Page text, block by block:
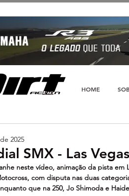
HOME
SMX - Las
2025
neste vídeo, animação da pista em
com disputa nas duas
que na 250, Jo Shimoda e